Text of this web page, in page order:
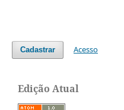
Cadastrar Acesso
Edição Atual